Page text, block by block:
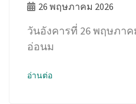
26 พฤษภาคม 2026
วันอังคารที่ 26 พฤษภาค
อ่อนม
อ่านต่อ